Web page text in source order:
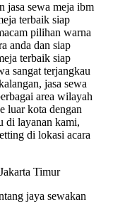
jasa sewa meja ibm
terbaik siap
pilihan warna
anda dan siap
terbaik siap
sangat terjangkau
jasa sewa
area wilayah
luar kota dengan
di layanan kami,
di lokasi acara
jaya sewakan